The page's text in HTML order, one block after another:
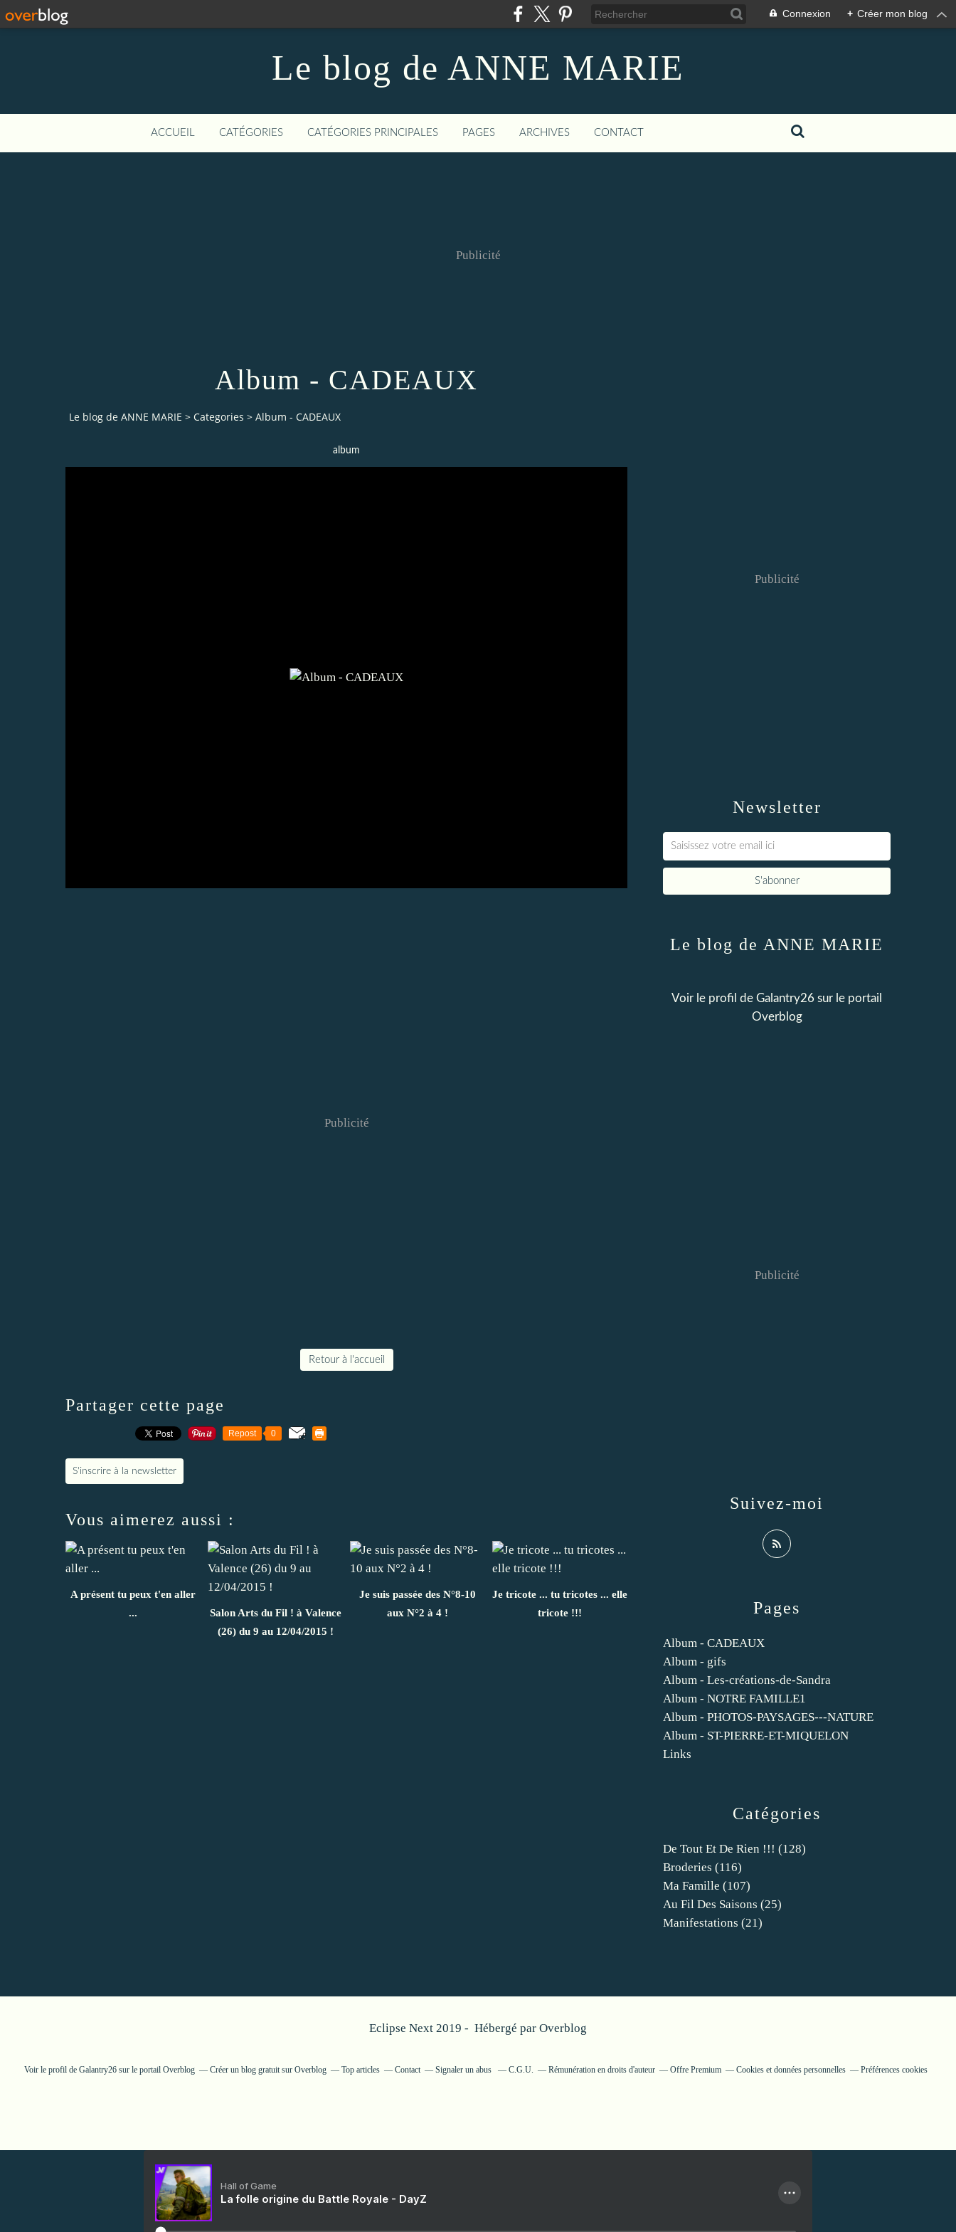
Connexion + Créer mon blog
Le blog de ANNE MARIE
ACCUEIL CATÉGORIES CATÉGORIES PRINCIPALES PAGES ARCHIVES CONTACT
Publicité
Album - CADEAUX
Le blog de ANNE MARIE > Categories > Album - CADEAUX
album
Publicité
Retour à l'accueil
Partager cette page
Repost 0
S'inscrire à la newsletter
Vous aimerez aussi :
A présent tu peux t'en aller
...
Salon Arts du Fil ! à Valence
(26) du 9 au 12/04/2015 !
Je suis passée des N°8-10
aux N°2 à 4 !
Je tricote ... tu tricotes ... elle
tricote !!!
Newsletter
Publicité
Catégories
De Tout Et De Rien !!! (128)
Broderies (116)
Ma Famille (107)
Au Fil Des Saisons (25)
Manifestations (21)
Pages
Album - CADEAUX
Album - gifs
Album - Les-créations-de-Sandra
Album - NOTRE FAMILLE1
Album - PHOTOS-PAYSAGES---NATURE
Album - ST-PIERRE-ET-MIQUELON
Links
Le blog de ANNE MARIE
Voir le profil de Galantry26 sur le portail
Overblog
Suivez-moi
Publicité
Eclipse Next 2019 - Hébergé par Overblog
Voir le profil de Galantry26 sur le portail Overblog Créer un blog gratuit sur Overblog Top articles Contact Signaler un abus C.G.U. Rémunération en droits d'auteur Offre Premium Cookies et données personnelles Préférences cookies
Hall of Game
La folle origine du Battle Royale - DayZ